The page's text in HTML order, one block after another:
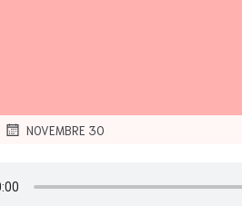
NOVEMBRE 30